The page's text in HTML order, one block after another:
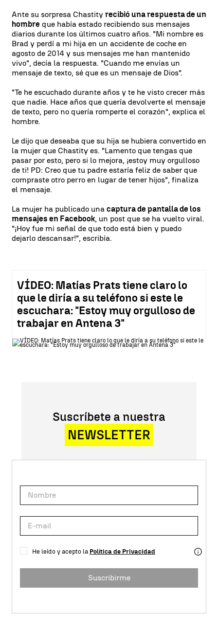
Ante su sorpresa Chastity recibió una respuesta de un
hombre que había estado recibiendo sus mensajes
diarios durante los últimos cuatro años. "Mi nombre es
Brad y perdí a mi hija en un accidente de coche en
agosto de 2014 y sus mensajes me han mantenido
vivo", decía la respuesta. "Cuando me envías un
mensaje de texto, sé que es un mensaje de Dios".
"Te he escuchado durante años y te he visto crecer más
que nadie. Hace años que quería devolverte el mensaje
de texto, pero no quería romperte el corazón", explica el
hombre.
Le dijo que deseaba que su hija se hubiera convertido en
la mujer que Chastity es. "Lamento que tengas que
pasar por esto, pero si lo mejora, ¡estoy muy orgulloso
de ti! PD: Creo que tu padre estaría feliz de saber que
compraste otro perro en lugar de tener hijos", finaliza
el mensaje.
La mujer ha publicado una captura de pantalla de los
mensajes en Facebook, un post que se ha vuelto viral.
"¡Hoy fue mi señal de que todo está bien y puedo
dejarlo descansar!", escribía.
VÍDEO: Matías Prats tiene claro lo
que le diría a su teléfono si este le
escuchara: "Estoy muy orgulloso de
trabajar en Antena 3"
Suscríbete a nuestra
NEWSLETTER
He leído y acepto la Política de Privacidad
Suscribirme